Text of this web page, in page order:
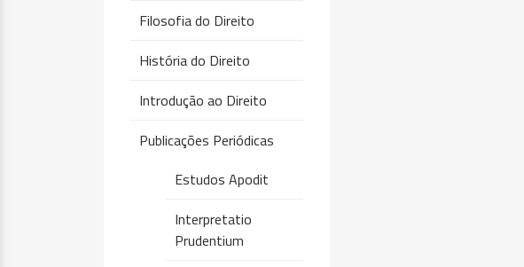
Filosofia do Direito
História do Direito
Introdução ao Direito
Publicações Periódicas
Estudos Apodit
Interpretatio
Prudentium